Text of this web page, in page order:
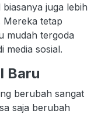
juga lebih
Mereka tetap
mudah tergoda
media sosial.
Baru
berubah sangat
saja berubah